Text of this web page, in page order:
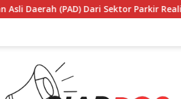
Nihil, Meminta Bupati